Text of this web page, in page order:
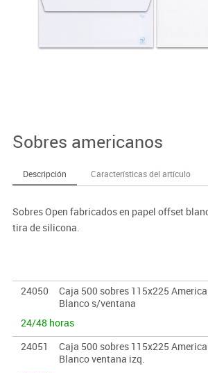
Sobres americanos
Descripción Características del artículo
Sobres Open fabricados en papel offset
tira de silicona.
24050
Caja 500 sobres 115x225
Blanco s/ventana
24/48 horas
24051
Caja 500 sobres 115x225
Blanco ventana izq.